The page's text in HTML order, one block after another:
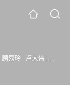
顾嘉玲 卢大伟 宣彤